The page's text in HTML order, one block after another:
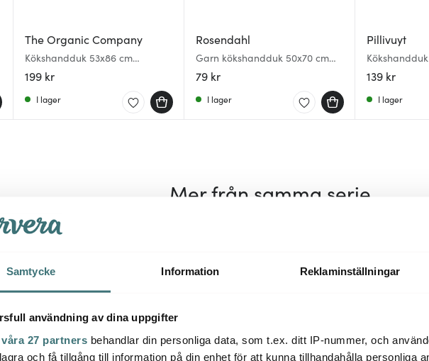
Samtycke Information Reklaminställningar
användning av dina uppgifter
våra 27 partners behandlar din personliga data, som t.ex. ditt IP-nummer, och
och få tillgång till information på din enhet för att kunna tillhandahålla personliga
The Organic Company
Kökshandduk 53x86 cm
mörkgrå
199 kr
I lager
Rosendahl
Garn kökshandduk 50x70 cm
mörkgrön
79 kr
I lager
Pillivuyt
139 kr
I lager
Mer från samma serie